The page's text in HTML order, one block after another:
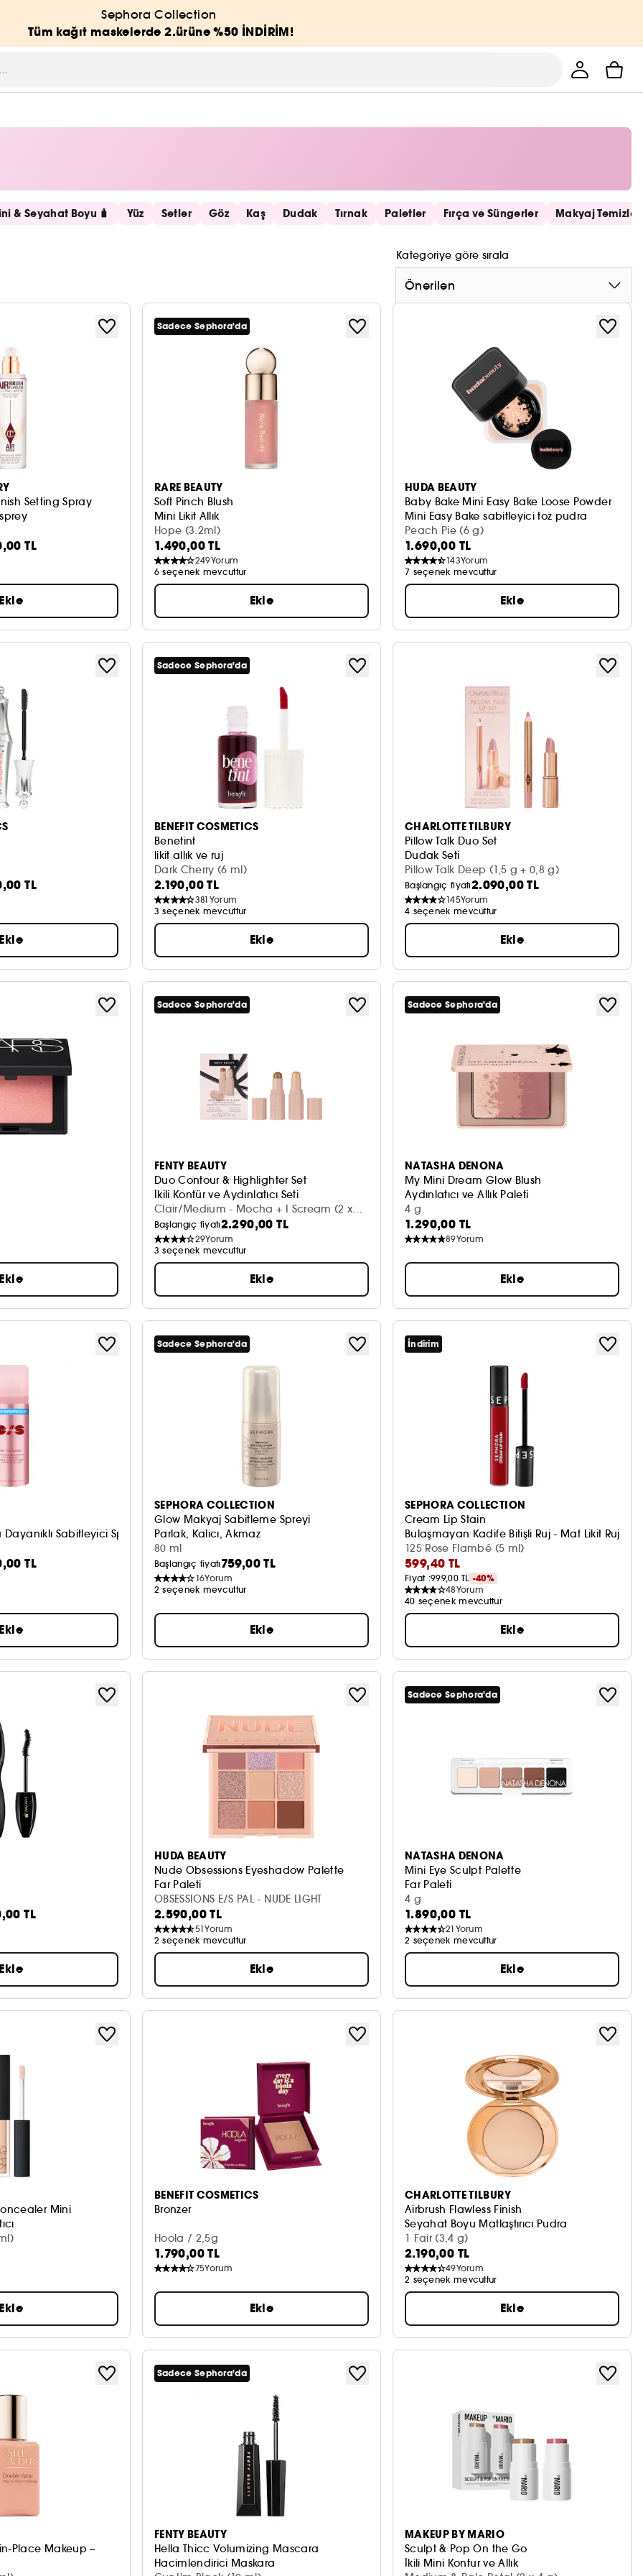
Sephora Collection
Tüm kağıt maskelerde 2.ürüne %50 İNDİRİM!
& Seyahat Boyu 🧳 Yüz Setler Göz Kaş Dudak Tırnak Paletler Fırça ve Süngerler Makyaj
Kategoriye göre sırala
Önerilen
Setting Spray
TL
Ekle
Sadece Sephora'da
RARE BEAUTY
Soft Pinch Blush
Mini Likit Allık
Hope (3.2ml)
1.490,00 TL
249Yorum
6 seçenek mevcuttur
Ekle
HUDA BEAUTY
Baby Bake Mini Easy Bake Loose Powder
Mini Easy Bake sabitleyici toz pudra
Peach Pie (6 g)
1.690,00 TL
143Yorum
7 seçenek mevcuttur
Ekle
TL
Ekle
Sadece Sephora'da
BENEFIT COSMETICS
Benetint
likit allık ve ruj
Dark Cherry (6 ml)
2.190,00 TL
381 Yorum
3 seçenek mevcuttur
Ekle
CHARLOTTE TILBURY
Pillow Talk Duo Set
Dudak Seti
Pillow Talk Deep (1,5 g + 0,8 g)
Başlangıç fiyatı2.090,00 TL
145Yorum
4 seçenek mevcuttur
Ekle
Ekle
Sadece Sephora'da
FENTY BEAUTY
Duo Contour & Highlighter Set
İkili Kontür ve Aydınlatıcı Seti
Clair/Medium - Mocha + I Scream (2 x
2,8 g)
Başlangıç fiyatı2.290,00 TL
29Yorum
3 seçenek mevcuttur
Ekle
Sadece Sephora'da
NATASHA DENONA
My Mini Dream Glow Blush
Aydınlatıcı ve Allık Paleti
4 g
1.290,00 TL
89Yorum
Ekle
Dayanıklı Sabitleyici Sprey
TL
Ekle
Sadece Sephora'da
SEPHORA COLLECTION
Glow Makyaj Sabitleme Spreyi
Parlak, Kalıcı, Akmaz
80 ml
Başlangıç fiyatı 759,00 TL
16Yorum
2 seçenek mevcuttur
Ekle
İndirim
SEPHORA COLLECTION
Cream Lip Stain
Bulaşmayan Kadife Bitişli Ruj - Mat Likit Ruj
125 Rose Flambé (5 ml)
599,40 TL
Fiyat :999,00 TL -40%
48Yorum
40 seçenek mevcuttur
Ekle
TL
Ekle
HUDA BEAUTY
Nude Obsessions Eyeshadow Palette
Far Paleti
OBSESSIONS E/S PAL - NUDE LIGHT
2.590,00 TL
51Yorum
2 seçenek mevcuttur
Ekle
Sadece Sephora'da
NATASHA DENONA
Mini Eye Sculpt Palette
Far Paleti
4 g
1.890,00 TL
21 Yorum
2 seçenek mevcuttur
Ekle
Mini
Ekle
BENEFIT COSMETICS
Bronzer
Hoola / 2,5g
1.790,00 TL
75Yorum
Ekle
CHARLOTTE TILBURY
Airbrush Flawless Finish
Seyahat Boyu Matlaştırıcı Pudra
1 Fair (3,4 g)
2.190,00 TL
49Yorum
2 seçenek mevcuttur
Ekle
Place Makeup –
Sadece Sephora'da
FENTY BEAUTY
Hella Thicc Volumizing Mascara
Hacimlendirici Maskara
MAKEUP BY MARIO
Sculpt & Pop On the Go
İkili Mini Kontur ve Allık